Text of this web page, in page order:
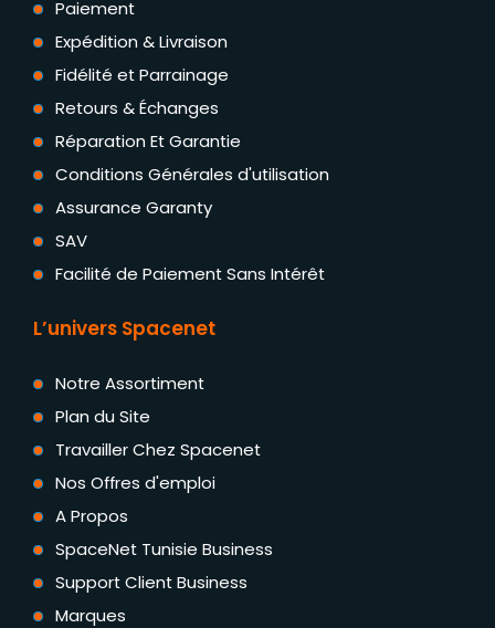
Paiement
Expédition & Livraison
Fidélité et Parrainage
Retours & Échanges
Réparation Et Garantie
Conditions Générales d'utilisation
Assurance Garanty
SAV
Facilité de Paiement Sans Intérêt
L’univers Spacenet
Notre Assortiment
Plan du Site
Travailler Chez Spacenet
Nos Offres d'emploi
A Propos
SpaceNet Tunisie Business
Support Client Business
Marques